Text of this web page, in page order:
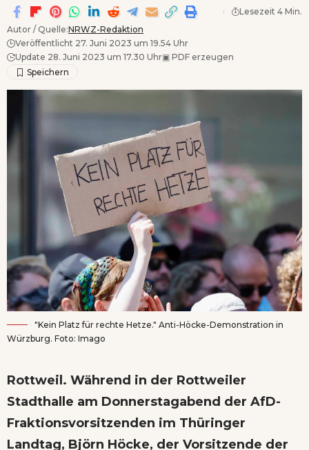
Autor / Quelle:NRWZ-Redaktion
Veröffentlicht 27. Juni 2023 um 19.54 Uhr
Update 28. Juni 2023 um 17.30 Uhr▣ PDF erzeugen
Lesezeit 4 Min.
"Kein Platz für rechte Hetze." Anti-Höcke-Demonstration in
Würzburg. Foto: Imago
Rottweil. Während in der Rottweiler
Stadthalle am Donnerstagabend der AfD-
Fraktionsvorsitzenden im Thüringer
Landtag, Björn Höcke, der Vorsitzende der